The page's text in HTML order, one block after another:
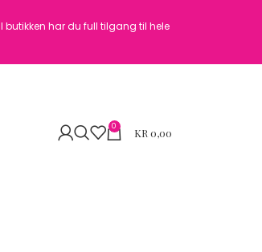
I butikken har du full tilgang til hele
0 KR 0,00